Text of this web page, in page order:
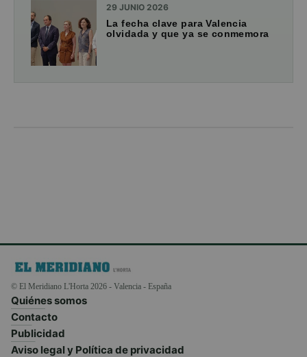
29 JUNIO 2026
La fecha clave para Valencia
olvidada y que ya se conmemora
© El Meridiano L'Horta 2026 - Valencia - España
Quiénes somos
Contacto
Publicidad
Aviso legal y Política de privacidad